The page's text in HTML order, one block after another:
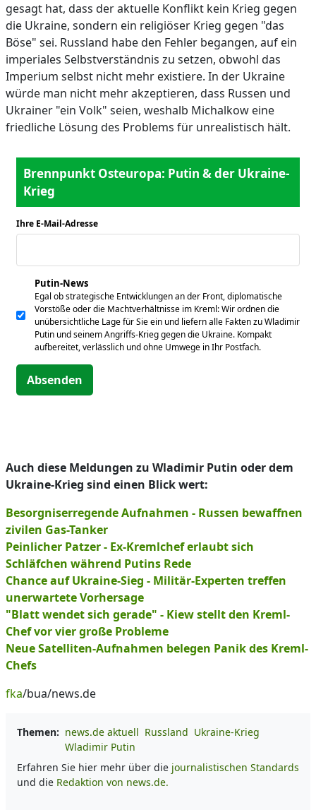
gesagt hat, dass der aktuelle Konflikt kein Krieg gegen
die Ukraine, sondern ein religiöser Krieg gegen "das
Böse" sei. Russland habe den Fehler begangen, auf ein
imperiales Selbstverständnis zu setzen, obwohl das
Imperium selbst nicht mehr existiere. In der Ukraine
würde man nicht mehr akzeptieren, dass Russen und
Ukrainer "ein Volk" seien, weshalb Michalkow eine
friedliche Lösung des Problems für unrealistisch hält.
Brennpunkt Osteuropa: Putin & der Ukraine-
Krieg
Ihre E-Mail-Adresse
Putin-News
Egal ob strategische Entwicklungen an der Front, diplomatische
Vorstöße oder die Machtverhältnisse im Kreml: Wir ordnen die
unübersichtliche Lage für Sie ein und liefern alle Fakten zu Wladimir
Putin und seinem Angriffs-Krieg gegen die Ukraine. Kompakt
aufbereitet, verlässlich und ohne Umwege in Ihr Postfach.
Absenden
Auch diese Meldungen zu Wladimir Putin oder dem
Ukraine-Krieg sind einen Blick wert:
Besorgniserregende Aufnahmen - Russen bewaffnen
zivilen Gas-Tanker
Peinlicher Patzer - Ex-Kremlchef erlaubt sich
Schläfchen während Putins Rede
Chance auf Ukraine-Sieg - Militär-Experten treffen
unerwartete Vorhersage
"Blatt wendet sich gerade" - Kiew stellt den Kreml-
Chef vor vier große Probleme
Neue Satelliten-Aufnahmen belegen Panik des Kreml-
Chefs
fka/bua/news.de
Themen: news.de aktuell Russland Ukraine-Krieg
Wladimir Putin
Erfahren Sie hier mehr über die journalistischen Standards
und die Redaktion von news.de.